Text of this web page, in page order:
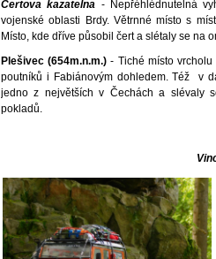
Čertova kazatelna - Nepřéhlédnutelná
vojenské oblasti Brdy. Větrnné místo s
Místo, kde dříve působil čert a slétaly se na
Plešivec (654m.n.m.) - Tiché místo
poutníků i Fabiánovým dohledem. Též v
jedno z největších v Čechách a slévaly
pokladů.